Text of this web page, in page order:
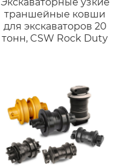
траншейные ковши
для экскаваторов 20
тонн, CSW Rock Duty